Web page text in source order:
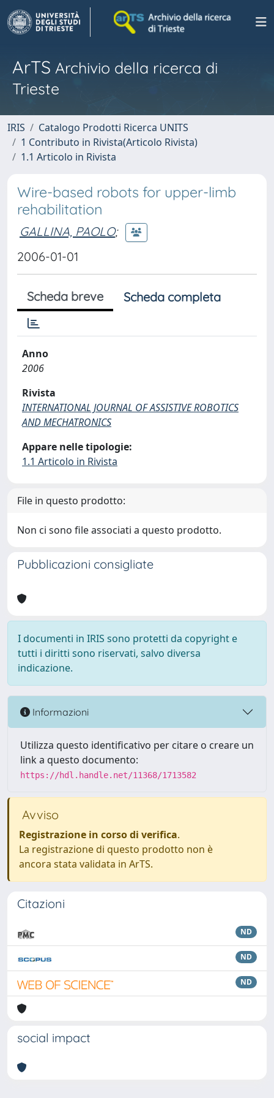
ArTS Archivio della ricerca di
Trieste
IRIS
Catalogo Prodotti Ricerca UNITS
1 Contributo in Rivista(Articolo Rivista)
1.1 Articolo in Rivista
Wire-based robots for upper-limb
rehabilitation
GALLINA, PAOLO;
2006-01-01
Scheda breve Scheda completa
Anno
2006
Rivista
INTERNATIONAL JOURNAL OF ASSISTIVE ROBOTICS
AND MECHATRONICS
Appare nelle tipologie:
1.1 Articolo in Rivista
File in questo prodotto:
Non ci sono file associati a questo prodotto.
Pubblicazioni consigliate
I documenti in IRIS sono protetti da copyright e
tutti i diritti sono riservati, salvo diversa
indicazione.
Informazioni
Utilizza questo identificativo per citare o creare un
link a questo documento:
https://hdl.handle.net/11368/1713582
Avviso
Registrazione in corso di verifica.
La registrazione di questo prodotto non è
ancora stata validata in ArTS.
Citazioni
ND
ND
ND
social impact